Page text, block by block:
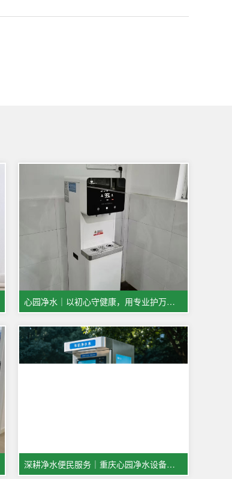
心园净水｜以初心守健康，用专业护万家，五一服务不打烊
深耕净水便民服务｜重庆心园净水设备有限公司全新承接各大小区售水机铺设工程